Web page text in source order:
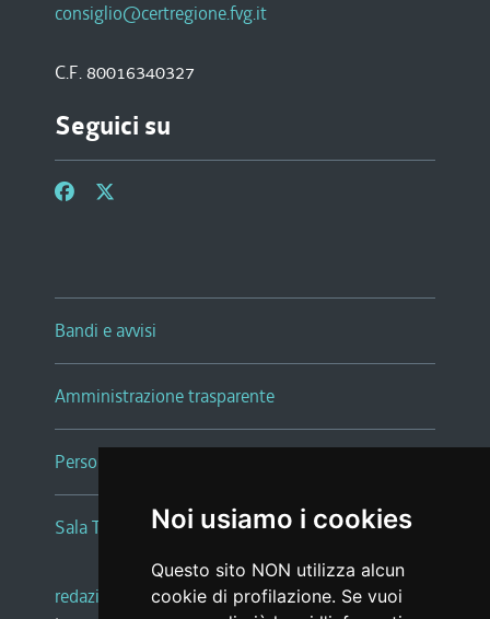
Noi usiamo i cookies
Questo sito NON utilizza alcun
cookie di profilazione. Se vuoi
consiglio@certregione.fvg.it
C.F. 80016340327
Seguici su
Bandi e avvisi
Amministrazione trasparente
Persone e Uffici
Sala Tiziano Tessitori
redazione web |note legali |glossario